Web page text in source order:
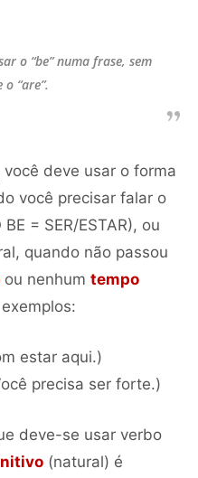
o “be” numa frase, sem
o “are”.
deve usar o forma
você precisar falar o
= SER/ESTAR), ou
quando não passou
ou nenhum tempo
estar aqui.)
precisa ser forte.)
deve-se usar verbo
(natural) é